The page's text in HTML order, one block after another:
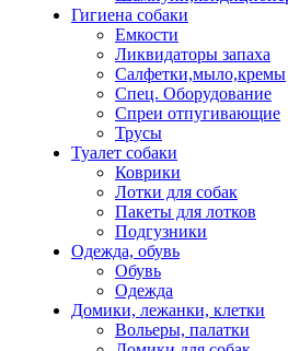
Гигиена собаки
Емкости
Ликвидаторы запаха
Салфетки,мыло,кремы
Спец. Оборудование
Спреи отпугивающие
Трусы
Туалет собаки
Коврики
Лотки для собак
Пакеты для лотков
Подгузники
Одежда, обувь
Обувь
Одежда
Домики, лежанки, клетки
Вольеры, палатки